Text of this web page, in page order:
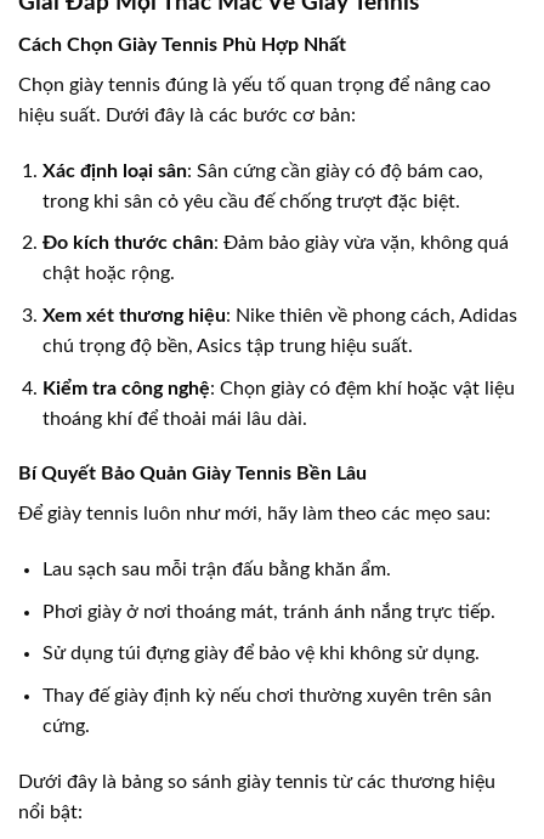
Cách Chọn Giày Tennis Phù Hợp Nhất
Chọn giày tennis đúng là yếu tố quan trọng để nâng cao
hiệu suất. Dưới đây là các bước cơ bản:
Xác định loại sân: Sân cứng cần giày có độ bám cao,
trong khi sân cỏ yêu cầu đế chống trượt đặc biệt.
Đo kích thước chân: Đảm bảo giày vừa vặn, không quá
chật hoặc rộng.
Xem xét thương hiệu: Nike thiên về phong cách, Adidas
chú trọng độ bền, Asics tập trung hiệu suất.
Kiểm tra công nghệ: Chọn giày có đệm khí hoặc vật liệu
thoáng khí để thoải mái lâu dài.
Bí Quyết Bảo Quản Giày Tennis Bền Lâu
Để giày tennis luôn như mới, hãy làm theo các mẹo sau:
Lau sạch sau mỗi trận đấu bằng khăn ẩm.
Phơi giày ở nơi thoáng mát, tránh ánh nắng trực tiếp.
Sử dụng túi đựng giày để bảo vệ khi không sử dụng.
Thay đế giày định kỳ nếu chơi thường xuyên trên sân
cứng.
Dưới đây là bảng so sánh giày tennis từ các thương hiệu
nổi bật: